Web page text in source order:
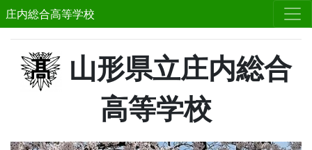
庄内総合高等学校
山形県立庄内総合
高等学校